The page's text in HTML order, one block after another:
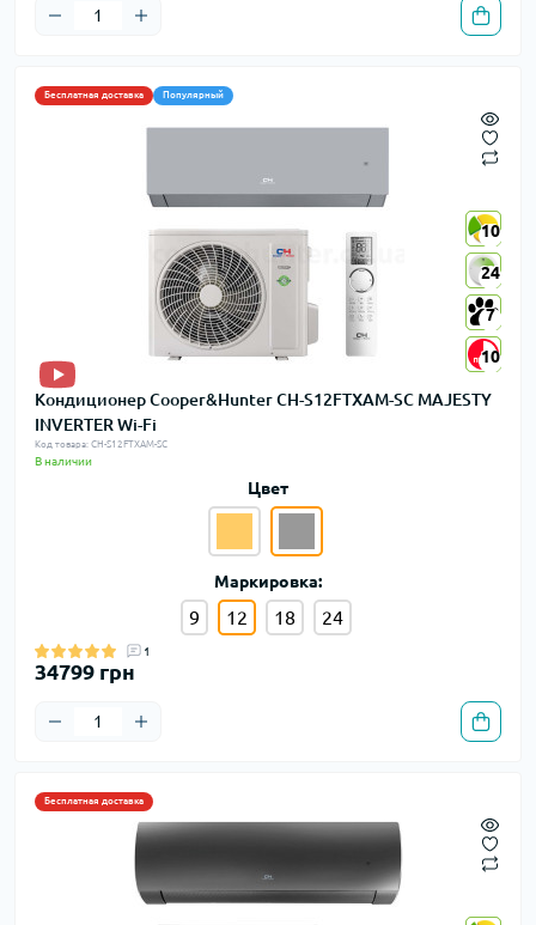
Бесплатная доставка Популярный
10
24
7
10
10
24
7
10
Кондиционер Cooper&Hunter CH-S12FTXAM-SC MAJESTY
INVERTER Wi-Fi
Код товара: CH-S12FTXAM-SC
В наличии
Цвет
Маркировка:
9 12 18 24
1
34799 грн
Бесплатная доставка